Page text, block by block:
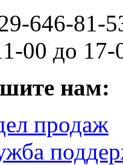
646-81-
00 до 17-
нам:
продаж